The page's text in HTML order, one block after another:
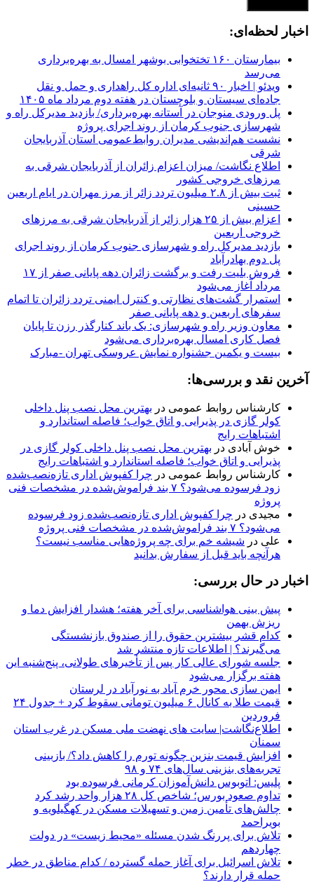
اخبار لحظه‌ای:
بیمارستان ۱۶۰ تختخوابی بوشهر امسال به بهره‌برداری
می‌رسد
ویدئو | اخبار ۹۰ ثانیه‌ای اداره کل راهداری و حمل و نقل
جاده‌ای سیستان و بلوچستان در هفته دوم مرداد ماه ۱۴۰۵
پل ورودی منوجان در آستانه بهره‌برداری/ بازدید مدیرکل راه و
شهرسازی جنوب کرمان از روند اجرای پروژه
نشست هم‌اندیشی مدیران روابط‌عمومی استان آذربایجان
شرقی
اطلاع نگاشت/ میزان اعزام زائران از آذربایجان شرقی به
مرزهای خروجی کشور
ثبت بیش از ۲.۸ میلیون تردد زائر از مرز مهران در ایام اربعین
حسینی
اعزام بیش از ۲۵ هزار زائر از آذربایجان شرقی به مرزهای
خروجی اربعین
بازدید مدیرکل راه و شهرسازی جنوب کرمان از روند اجرای
پل دوم بهادرآباد
فروش بلیت رفت و برگشت زائران دهه پایانی صفر از ۱۷
مرداد آغاز می‌شود
استمرار گشت‌های نظارتی و کنترل ایمنی تردد زائران تا اتمام
سفرهای اربعین و دهه پایانی صفر
معاون وزیر راه و شهرسازی: یک باند کنارگذر رزن تا پایان
فصل کاری امسال بهره‌برداری می‌شود
بیست و یکمین جشنواره نمایش عروسکی تهران -مبارک
آخرین نقد و بررسی‌ها:
کارشناس روابط عمومی در بهترین محل نصب پنل داخلی
کولر گازی در پذیرایی و اتاق خواب؛ فاصله استاندارد و
اشتباهات رایج
خوش آبادی در بهترین محل نصب پنل داخلی کولر گازی در
پذیرایی و اتاق خواب؛ فاصله استاندارد و اشتباهات رایج
کارشناس روابط عمومی در چرا کفپوش اداری تازه‌نصب‌شده
زود فرسوده می‌شود؟ ۷ بند فراموش‌شده در مشخصات فنی
پروژه
مجیدی در چرا کفپوش اداری تازه‌نصب‌شده زود فرسوده
می‌شود؟ ۷ بند فراموش‌شده در مشخصات فنی پروژه
علی در شیشه خم برای چه پروژه‌هایی مناسب نیست؟
هرآنچه باید قبل از سفارش بدانید
اخبار در حال بررسی:
پیش بینی هواشناسی برای آخر هفته؛ هشدار افزایش دما و
ریزش بهمن
کدام قشر بیشترین حقوق را از صندوق بازنشستگی
می‌گیرند؟ | اطلاعات تازه منتشر شد
جلسه شورای عالی کار پس از تأخیرهای طولانی، پنج‌شنبه این
هفته برگزار می‌شود
ایمن سازی محور خرم آباد به نورآباد در لرستان
قیمت طلا به کانال ۶ میلیون تومانی سقوط کرد + جدول ۲۴
فروردین
اطلاع‌نگاشت| سایت های نهضت ملی مسکن در غرب استان
سمنان
افزایش قیمت بنزین چگونه تورم را کاهش داد؟/ بازبینی
تجربه‌های بنزینی سال‌های ۷۴ و ۹۸
پلیس: اتوبوس دانش‌آموزان کرمانی فرسوده بود
تداوم صعود بورس؛ شاخص کل ۲۸ هزار واحد رشد کرد
چالش‌های تأمین زمین و تسهیلات مسکن در کهگیلویه و
بویراحمد
تلاش برای پررنگ شدن مسئله «محیط زیست» در دولت
چهاردهم
تلاش اسرائیل برای آغاز حمله گسترده / کدام مناطق در خطر
حمله قرار دارند؟